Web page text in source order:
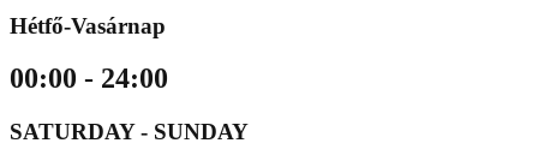
Hétfő-Vasárnap
00:00 - 24:00
SATURDAY - SUNDAY